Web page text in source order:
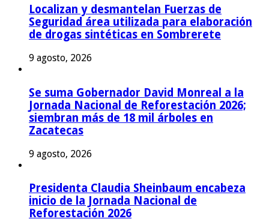
Localizan y desmantelan Fuerzas de
Seguridad área utilizada para elaboración
de drogas sintéticas en Sombrerete
9 agosto, 2026
Se suma Gobernador David Monreal a la
Jornada Nacional de Reforestación 2026;
siembran más de 18 mil árboles en
Zacatecas
9 agosto, 2026
Presidenta Claudia Sheinbaum encabeza
inicio de la Jornada Nacional de
Reforestación 2026